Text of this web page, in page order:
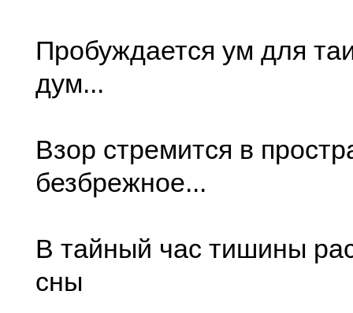
Пробуждается ум для
дум...
Взор стремится в
безбрежное...
В тайный час тишины
сны